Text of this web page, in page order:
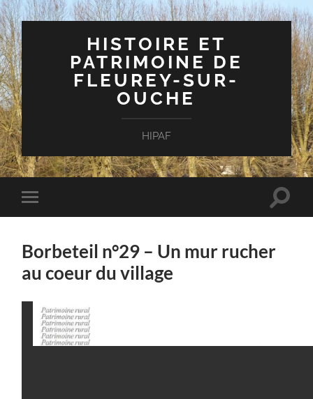
HISTOIRE ET
PATRIMOINE DE
FLEUREY-SUR-
OUCHE
HIPAF
Toggle
mobile
Toggle
Borbeteil n°29 – Un mur rucher
au coeur du village